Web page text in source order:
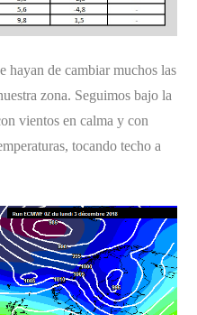
hayan de cambiar muchos las
zona. Seguimos bajo la
vientos en calma y con
tocando techo a